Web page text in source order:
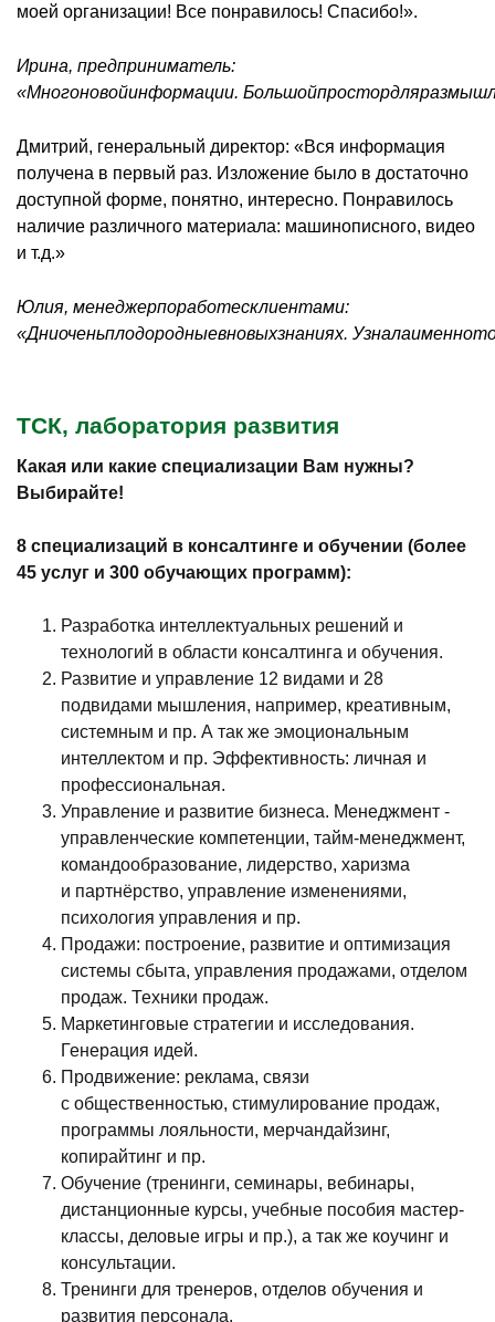
моей организации! Все понравилось! Спасибо!».
Ирина, предприниматель:
«Многоновойинформации. Большойпростордля
Дмитрий, генеральный директор: «Вся информация
получена в первый раз. Изложение было в достаточно
доступной форме, понятно, интересно. Понравилось
наличие различного материала: машинописного, видео
и т.д.»
Юлия, менеджерпоработесклиентами:
«Дниоченьплодородныевновыхзнаниях. Узналаименно
ТСК, лаборатория развития
Какая или какие специализации Вам нужны?
Выбирайте!
8 специализаций в консалтинге и обучении (более
45 услуг и 300 обучающих программ):
Разработка интеллектуальных решений и
технологий в области консалтинга и обучения.
Развитие и управление 12 видами и 28
подвидами мышления, например, креативным,
системным и пр. А так же эмоциональным
интеллектом и пр. Эффективность: личная и
профессиональная.
Управление и развитие бизнеса. Менеджмент -
управленческие компетенции, тайм-менеджмент,
командообразование, лидерство, харизма
и партнёрство, управление изменениями,
психология управления и пр.
Продажи: построение, развитие и оптимизация
системы сбыта, управления продажами, отделом
продаж. Техники продаж.
Маркетинговые стратегии и исследования.
Генерация идей.
Продвижение: реклама, связи
с общественностью, стимулирование продаж,
программы лояльности, мерчандайзинг,
копирайтинг и пр.
Обучение (тренинги, семинары, вебинары,
дистанционные курсы, учебные пособия мастер-
классы, деловые игры и пр.), а так же коучинг и
консультации.
Тренинги для тренеров, отделов обучения и
развития персонала.